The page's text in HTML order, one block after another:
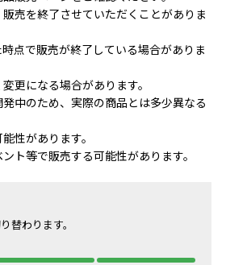
売を終了させていただくことがありま
点で販売が終了している場合がありま
更になる場合があります。
中のため、実際の商品とは多少異なる
性があります。
ト等で販売する可能性があります。
替わります。